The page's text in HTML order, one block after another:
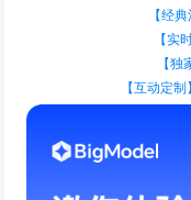
【经
【实
【
【互动定